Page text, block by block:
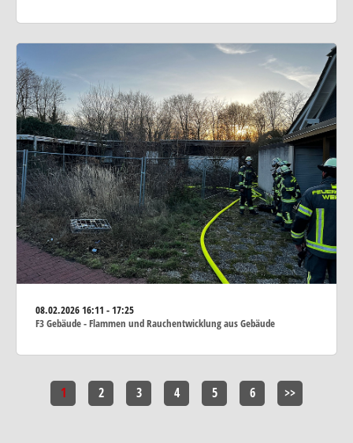
08.02.202616:11 - 17:25
F3 Gebäude - Flammen und Rauchentwicklung aus Gebäude
1 2 3 4 5 6 >>